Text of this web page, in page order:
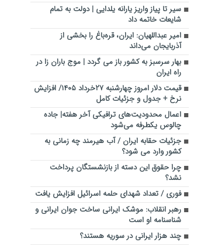
سیر تا پیاز واریز یارانه یلدایی | دولت به تمام
شایعات خاتمه داد
امیر عبداللهیان: ایران، قره‌باغ را بخشی از
آذربایجان می‌داند
بهار سرسبز به کشور باز می گردد | موج باران زا در
راه ایران
قیمت دلار امروز چهارشنبه ۲۷خرداد ۱۴۰۵/ افزایش
نرخ + جدول و جزئیات کامل
اعمال محدودیت‌های ترافیکی آخر هفته| جاده
چالوس یکطرفه می‌شود
جزئیات حقابه ایران / آب هیرمند چه زمانی به
کشور وارد می شود؟
چرا حقوق این دسته از بازنشستگان پرداخت
نشد؟
فوری / تعداد شهدای حلمه اسرائیل افزایش یافت
رهبر انقلاب: موشک ایرانی ساخت جوان ایرانی و
شناسنامه او است
چند هزار ایرانی در سوریه هستند؟